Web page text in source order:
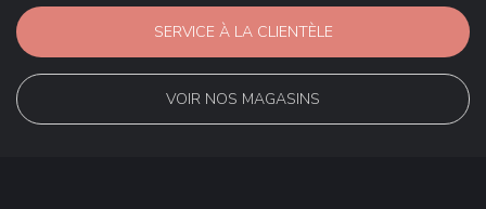
SERVICE À LA CLIENTÈLE
VOIR NOS MAGASINS